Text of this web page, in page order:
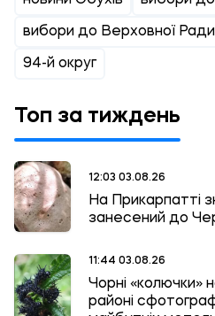
вибори до Верховної Ради
94-й округ
Топ за тиждень
12:03 03.08.26
На Прикарпатті
занесений до
11:44 03.08.26
Чорні «колючки»
районі